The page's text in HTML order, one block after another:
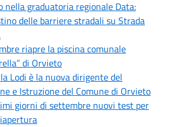
graduatoria regionale Data:
delle barriere stradali su Strada
riapre la piscina comunale
di Orvieto
Lodi è la nuova dirigente del
e Istruzione del Comune di Orvieto
giorni di settembre nuovi test per